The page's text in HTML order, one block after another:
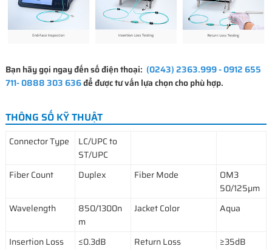
Bạn hãy gọi ngay đến số điện thoại: (0243) 2363.999 - 0912 655
711- 0888 303 636để được tư vấn lựa chọn cho phù hợp.
THÔNG SỐ KỸ THUẬT
Connector Type
LC/UPC to
ST/UPC
Fiber Count
Duplex Fiber Mode
OM3
50/125μm
Wavelength
850/1300n
m
Jacket Color Aqua
Insertion Loss ≤0.3dB Return Loss
≥35dB